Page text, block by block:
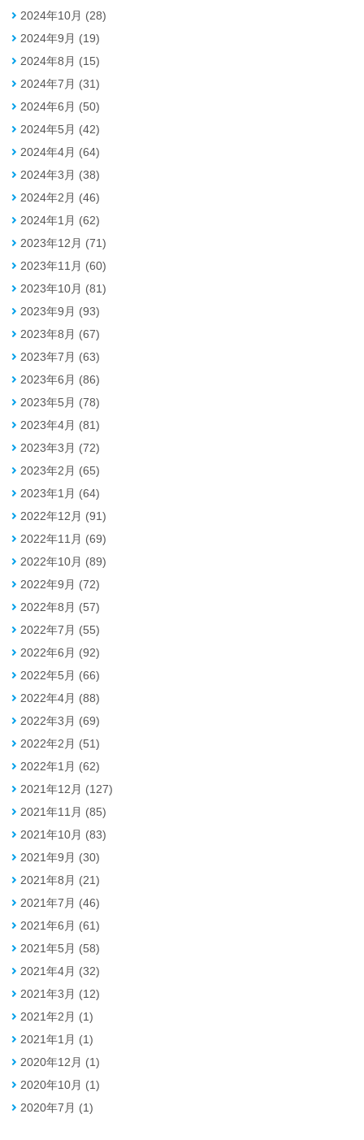
2024年10月 (28)
2024年9月 (19)
2024年8月 (15)
2024年7月 (31)
2024年6月 (50)
2024年5月 (42)
2024年4月 (64)
2024年3月 (38)
2024年2月 (46)
2024年1月 (62)
2023年12月 (71)
2023年11月 (60)
2023年10月 (81)
2023年9月 (93)
2023年8月 (67)
2023年7月 (63)
2023年6月 (86)
2023年5月 (78)
2023年4月 (81)
2023年3月 (72)
2023年2月 (65)
2023年1月 (64)
2022年12月 (91)
2022年11月 (69)
2022年10月 (89)
2022年9月 (72)
2022年8月 (57)
2022年7月 (55)
2022年6月 (92)
2022年5月 (66)
2022年4月 (88)
2022年3月 (69)
2022年2月 (51)
2022年1月 (62)
2021年12月 (127)
2021年11月 (85)
2021年10月 (83)
2021年9月 (30)
2021年8月 (21)
2021年7月 (46)
2021年6月 (61)
2021年5月 (58)
2021年4月 (32)
2021年3月 (12)
2021年2月 (1)
2021年1月 (1)
2020年12月 (1)
2020年10月 (1)
2020年7月 (1)